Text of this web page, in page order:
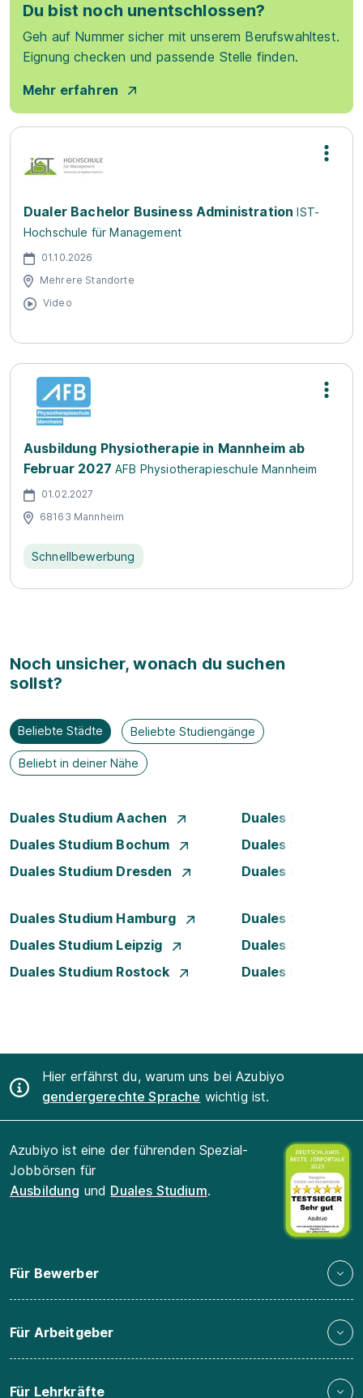
Du bist noch unentschlossen?
Geh auf Nummer sicher mit unserem Berufswahltest.
Eignung checken und passende Stelle finden.
Mehr erfahren
Dualer Bachelor Business Administration IST-
Hochschule für Management
01.10.2026
Mehrere Standorte
Video
Ausbildung Physiotherapie in Mannheim ab
Februar 2027 AFB Physiotherapieschule Mannheim
01.02.2027
68163 Mannheim
Schnellbewerbung
Noch unsicher, wonach du suchen
sollst?
Beliebte Städte Beliebte Studiengänge
Beliebt in deiner Nähe
Duales Studium Aachen
Duales Studium
Duales Studium Bochum
Duales Studium
Duales Studium Dresden
Duales Studium
Duales Studium Hamburg
Duales Studium
Duales Studium Leipzig
Duales Studium
Duales Studium Rostock
Duales Studium
Hier erfährst du, warum uns bei Azubiyo
gendergerechte Sprache wichtig ist.
Azubiyo ist eine der führenden Spezial-
Jobbörsen für
Ausbildung und Duales Studium.
Für Bewerber
Für Arbeitgeber
Für Lehrkräfte